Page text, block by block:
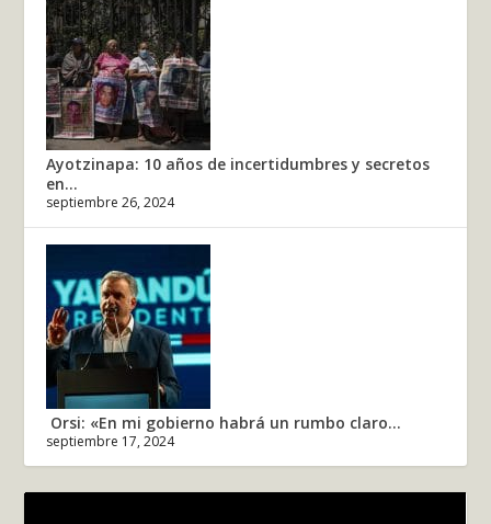
Ayotzinapa: 10 años de incertidumbres y secretos
en...
septiembre 26, 2024
Orsi: «En mi gobierno habrá un rumbo claro...
septiembre 17, 2024